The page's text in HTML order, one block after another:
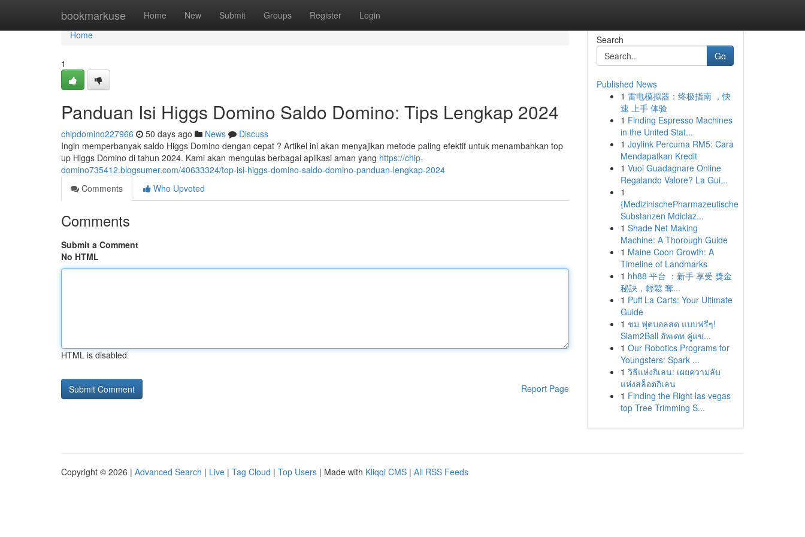
bookmarkuse Home New Submit Groups Register Login
Home
Home
1
Panduan Isi Higgs Domino Saldo Domino: Tips Lengkap 2024
chipdomino227966 50 days ago News
Discuss
Ingin memperbanyak saldo Higgs Domino dengan cepat ? Artikel ini akan menyajikan metode paling efektif untuk menambahkan top
up Higgs Domino di tahun 2024. Kami akan mengulas berbagai aplikasi aman yang https://chip-
domino735412.blogsumer.com/40633324/top-isi-higgs-domino-saldo-domino-panduan-lengkap-2024
Comments
Who Upvoted
Comments
Submit a Comment
No HTML
HTML is disabled
Report Page
Search
Go
Published News
1 雷电模拟器：终极指南 ，快
速 上手 体验
1 Finding Espresso Machines
in the United Stat...
1 Joylink Percuma RM5: Cara
Mendapatkan Kredit
1 Vuoi Guadagnare Online
Regalando Valore? La Gui...
1
{MedizinischePharmazeutische
Substanzen Mdiclaz...
1 Shade Net Making
Machine: A Thorough Guide
1 Maine Coon Growth: A
Timeline of Landmarks
1 hh88 平台 ：新手 享受 獎金
秘訣，輕鬆 奪...
1 Puff La Carts: Your Ultimate
Guide
1 ชม ฟุตบอลสด แบบฟรีๆ!
Siam2Ball อัพเดท คู่แข...
1 Our Robotics Programs for
Youngsters: Spark ...
1 วิธีแห่งกิเลน: เผยความลับ
แห่งสล็อตกิเลน
1 Finding the Right las vegas
top Tree Trimming S...
Copyright © 2026 | Advanced Search | Live | Tag Cloud | Top Users | Made with Kliqqi CMS | All RSS Feeds